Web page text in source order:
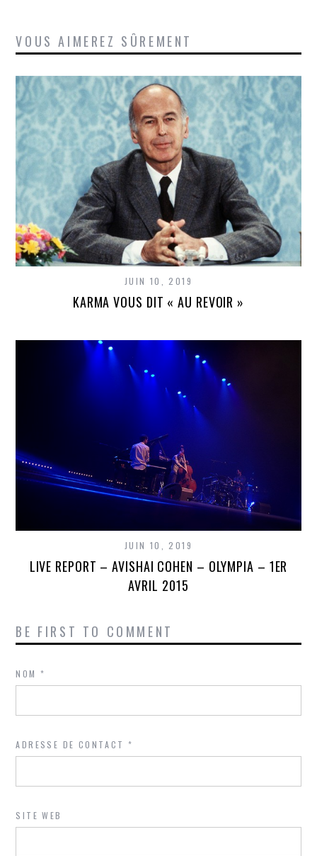
VOUS AIMEREZ SÛREMENT
JUIN 10, 2019
KARMA VOUS DIT « AU REVOIR »
JUIN 10, 2019
LIVE REPORT – AVISHAI COHEN – OLYMPIA – 1ER
AVRIL 2015
BE FIRST TO COMMENT
NOM*
ADRESSE DE CONTACT*
SITE WEB